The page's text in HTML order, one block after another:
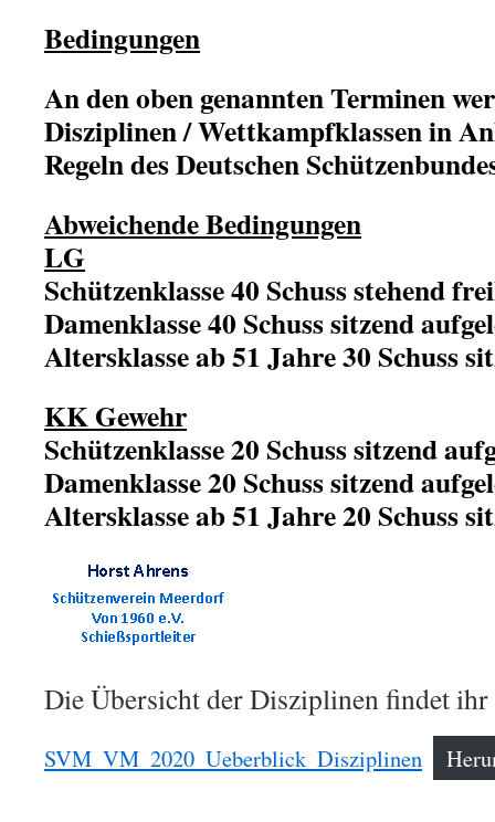
Bedingungen
An den oben genannten Terminen
Disziplinen / Wettkampfklassen in
Regeln des Deutschen
Abweichende Bedingungen
LG
Schützenklasse 40 Schuss stehend
Damenklasse 40 Schuss sitzend
Altersklasse ab 51 Jahre 30 Schuss
KK Gewehr
Schützenklasse 20 Schuss sitzend
Damenklasse 20 Schuss sitzend
Altersklasse ab 51 Jahre 20 Schuss
Die Übersicht der Disziplinen findet
SVM_VM_2020_Ueberblick_Disziplinen